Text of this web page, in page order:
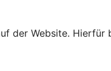
der Website. Hierfür